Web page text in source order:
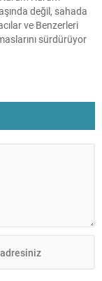
değil, sahada
ve Benzerleri
sürdürüyor
çözümü, esnafın
bir yapıya